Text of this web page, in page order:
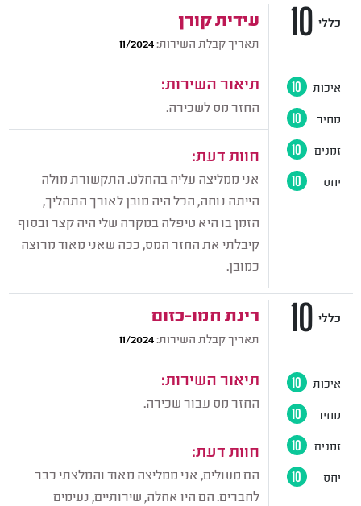
עידית קורן
תאריך קבלת השירות:11/2024
תיאור השירות:
החזר מס לשכירה.
חוות דעת:
אני ממליצה עליה בהחלט. התקשורת מולה
הייתה נוחה, הכל היה מובן לאורך התהליך,
הזמן בו היא טיפלה במקרה שלי היה קצר ובסוף
קיבלתי את החזר המס, ככה שאני מאוד מרוצה
כמובן.
10 כללי
איכות 10
מחיר 10
זמנים 10
יחס 10
רינת חמו-כזום
תאריך קבלת השירות:11/2024
תיאור השירות:
החזר מס עבור שכירה.
חוות דעת:
הם מעולים, אני ממליצה מאוד והמלצתי כבר
לחברים. הם היו אחלה, שירותיים, נעימים
10 כללי
איכות 10
מחיר 10
זמנים 10
יחס 10